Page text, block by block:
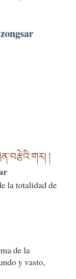
།
la totalidad de
de la
y vasto,